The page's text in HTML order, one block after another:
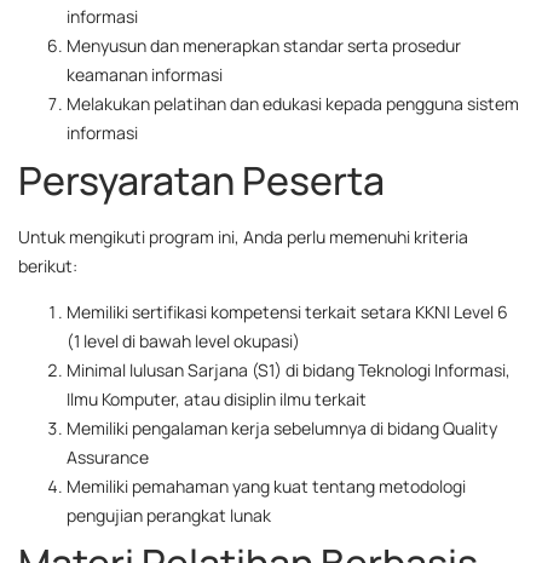
informasi
Menyusun dan menerapkan standar serta prosedur
keamanan informasi
Melakukan pelatihan dan edukasi kepada pengguna sistem
informasi
Persyaratan Peserta
Untuk mengikuti program ini, Anda perlu memenuhi kriteria
berikut:
Memiliki sertifikasi kompetensi terkait setara KKNI Level 6
(1 level di bawah level okupasi)
Minimal lulusan Sarjana (S1) di bidang Teknologi Informasi,
Ilmu Komputer, atau disiplin ilmu terkait
Memiliki pengalaman kerja sebelumnya di bidang Quality
Assurance
Memiliki pemahaman yang kuat tentang metodologi
pengujian perangkat lunak